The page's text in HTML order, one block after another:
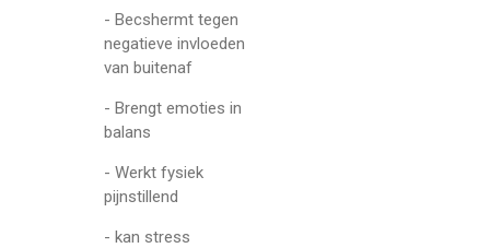
- Becshermt tegen
negatieve invloeden
van buitenaf
- Brengt emoties in
balans
- Werkt fysiek
pijnstillend
- kan stress